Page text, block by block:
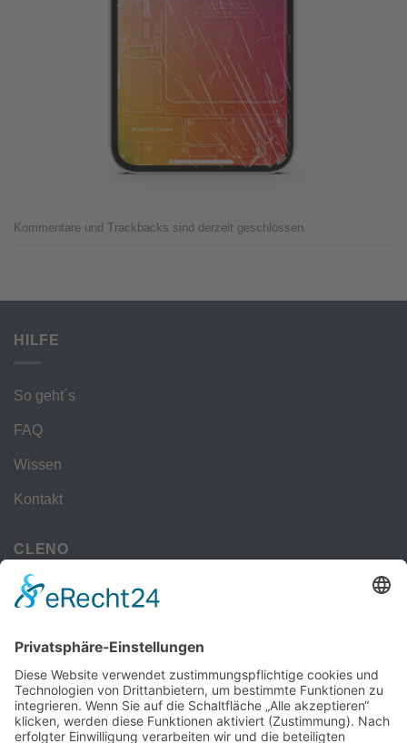
Kommentare und Trackbacks sind derzeit geschlossen.
HILFE
So geht´s
FAQ
Wissen
Kontakt
CLENO
Alle Vorteile
kostenloser Versand
Deine Zahlmöglichkeiten
MEHR